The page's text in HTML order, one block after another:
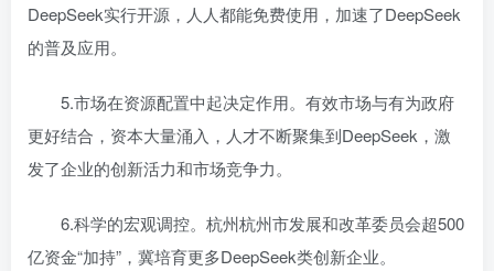
DeepSeek实行开源，人人都能免费使用，加速了DeepSeek
的普及应用。
5.市场在资源配置中起决定作用。有效市场与有为政府
更好结合，资本大量涌入，人才不断聚集到DeepSeek，激
发了企业的创新活力和市场竞争力。
6.科学的宏观调控。杭州杭州市发展和改革委员会超500
亿资金“加持”，冀培育更多DeepSeek类创新企业。